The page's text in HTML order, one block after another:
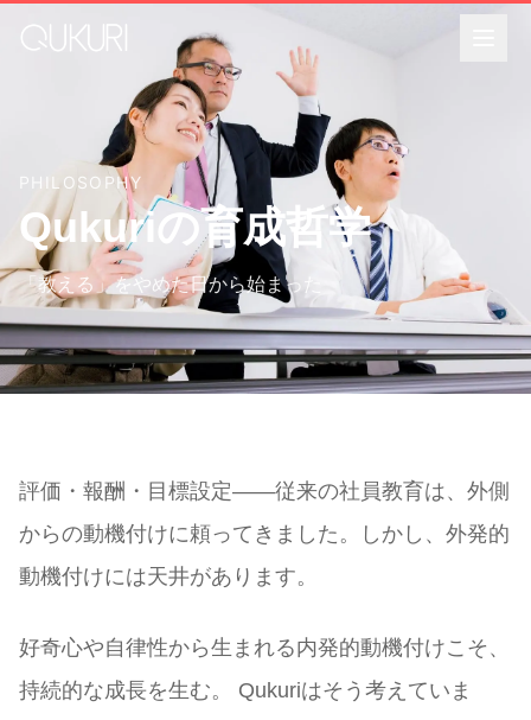
PHILOSOPHY
Qukuriの育成哲学
「教える」をやめた日から始まった
評価・報酬・目標設定——従来の社員教育は、外側
からの動機付けに頼ってきました。しかし、外発的
動機付けには天井があります。
好奇心や自律性から生まれる内発的動機付けこそ、
持続的な成長を生む。 Qukuriはそう考えていま